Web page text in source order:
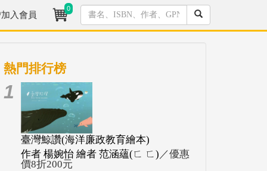
入會員
0
熱門排行榜
1
臺灣鯨讚(海洋廉政教育繪本)
作者 楊婉怡 繪者 范涵蘊(ㄈ ㄈ) ／優惠
價8折200元